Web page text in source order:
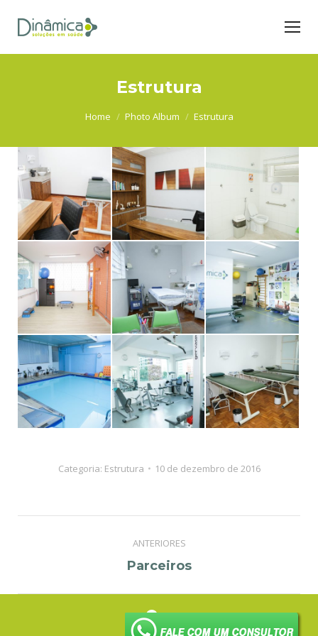
Estrutura
Home Photo Album Estrutura
Categoria: Estrutura 10 de dezembro de 2016
ANTERIORES
Previous
Parceiros